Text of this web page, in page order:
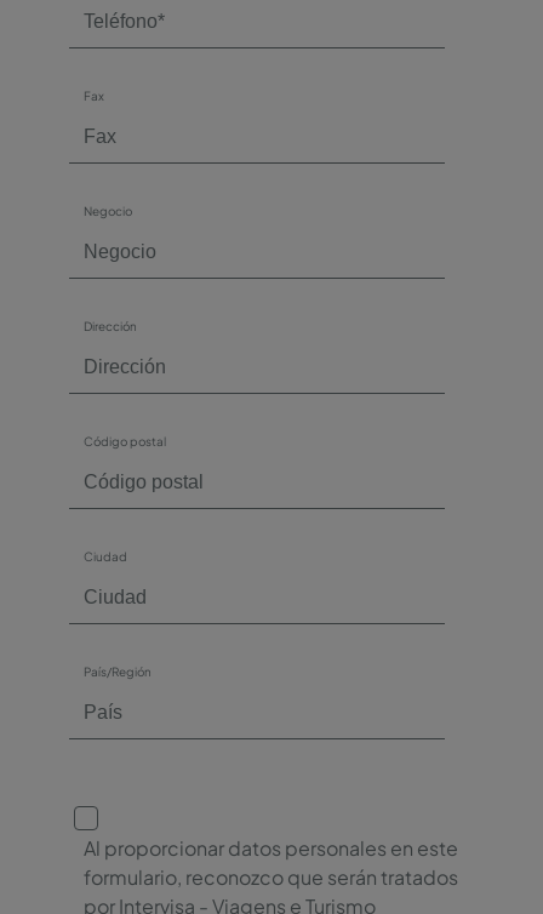
Fax
Negocio
Dirección
Código postal
Ciudad
País/Región
Al proporcionar datos personales en este
formulario, reconozco que serán tratados
por Intervisa - Viagens e Turismo